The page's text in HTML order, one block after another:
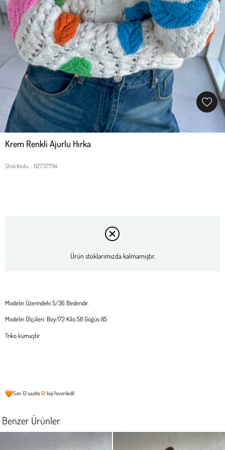
Krem Renkli Ajurlu Hırka
Stok Kodu 02737794
Ürün stoklarımızda kalmamıştır.
Modelin Üzerindeki S/36 Bedendir.
Modelin Ölçüleri: Boy:172 Kilo:58 Göğüs:85
Triko kumaştır
Son 12 saatte12kişi favoriledi!
Benzer Ürünler